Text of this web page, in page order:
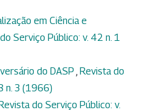
em Ciência e
Serviço Público: v. 42 n. 1
do DASP , Revista do
n. 3 (1966)
do Serviço Público: v.